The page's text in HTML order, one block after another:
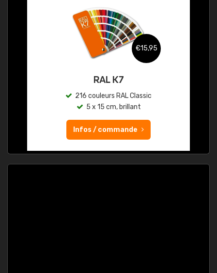
€15,95
RAL K7
216 couleurs RAL Classic
5 x 15 cm, brillant
Infos / commande